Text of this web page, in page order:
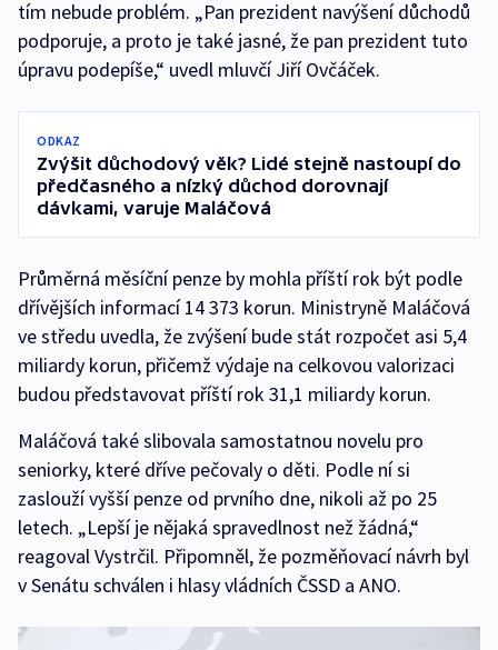
tím nebude problém. „Pan prezident navýšení důchodů
podporuje, a proto je také jasné, že pan prezident tuto
úpravu podepíše,“ uvedl mluvčí Jiří Ovčáček.
ODKAZ
Zvýšit důchodový věk? Lidé stejně nastoupí do
předčasného a nízký důchod dorovnají
dávkami, varuje Maláčová
Průměrná měsíční penze by mohla příští rok být podle
dřívějších informací 14 373 korun. Ministryně Maláčová
ve středu uvedla, že zvýšení bude stát rozpočet asi 5,4
miliardy korun, přičemž výdaje na celkovou valorizaci
budou představovat příští rok 31,1 miliardy korun.
Maláčová také slibovala samostatnou novelu pro
seniorky, které dříve pečovaly o děti. Podle ní si
zaslouží vyšší penze od prvního dne, nikoli až po 25
letech. „Lepší je nějaká spravedlnost než žádná,“
reagoval Vystrčil. Připomněl, že pozměňovací návrh byl
v Senátu schválen i hlasy vládních ČSSD a ANO.